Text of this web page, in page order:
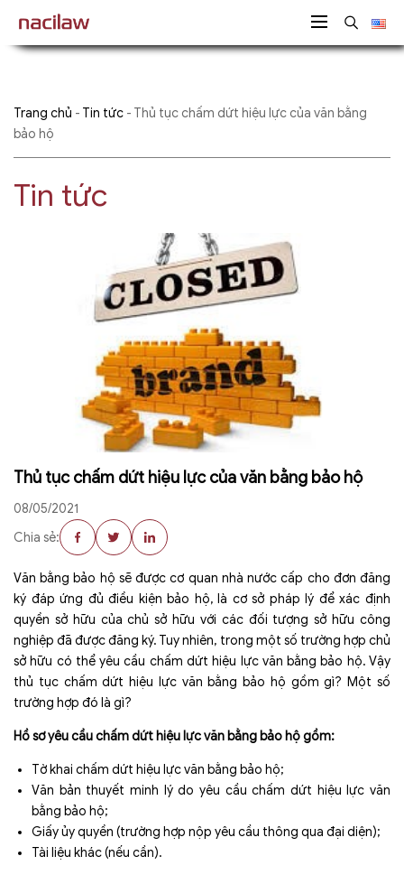
Trang chủ - Tin tức - Thủ tục chấm dứt hiệu lực của văn bằng
bảo hộ
Tin tức
Thủ tục chấm dứt hiệu lực của văn bằng bảo hộ
08/05/2021
Chia sẻ:
Văn bằng bảo hộ sẽ được cơ quan nhà nước cấp cho đơn đăng
ký đáp ứng đủ điều kiện bảo hộ, là cơ sở pháp lý để xác định
quyền sở hữu của chủ sở hữu với các đối tượng sở hữu công
nghiệp đã được đăng ký. Tuy nhiên, trong một số trường hợp chủ
sở hữu có thể yêu cầu chấm dứt hiệu lực văn bằng bảo hộ. Vậy
thủ tục chấm dứt hiệu lực văn bằng bảo hộ gồm gì? Một số
trường hợp đó là gì?
Hồ sơ yêu cầu chấm dứt hiệu lực văn bằng bảo hộ gồm:
Tờ khai chấm dứt hiệu lực văn bằng bảo hộ;
Văn bản thuyết minh lý do yêu cầu chấm dứt hiệu lực văn
bằng bảo hộ;
Giấy ủy quyền (trường hợp nộp yêu cầu thông qua đại diện);
Tài liệu khác (nếu cần).